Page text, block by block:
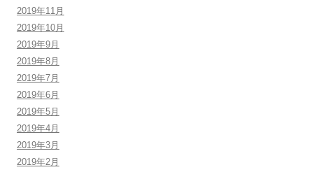
2019年11月
2019年10月
2019年9月
2019年8月
2019年7月
2019年6月
2019年5月
2019年4月
2019年3月
2019年2月